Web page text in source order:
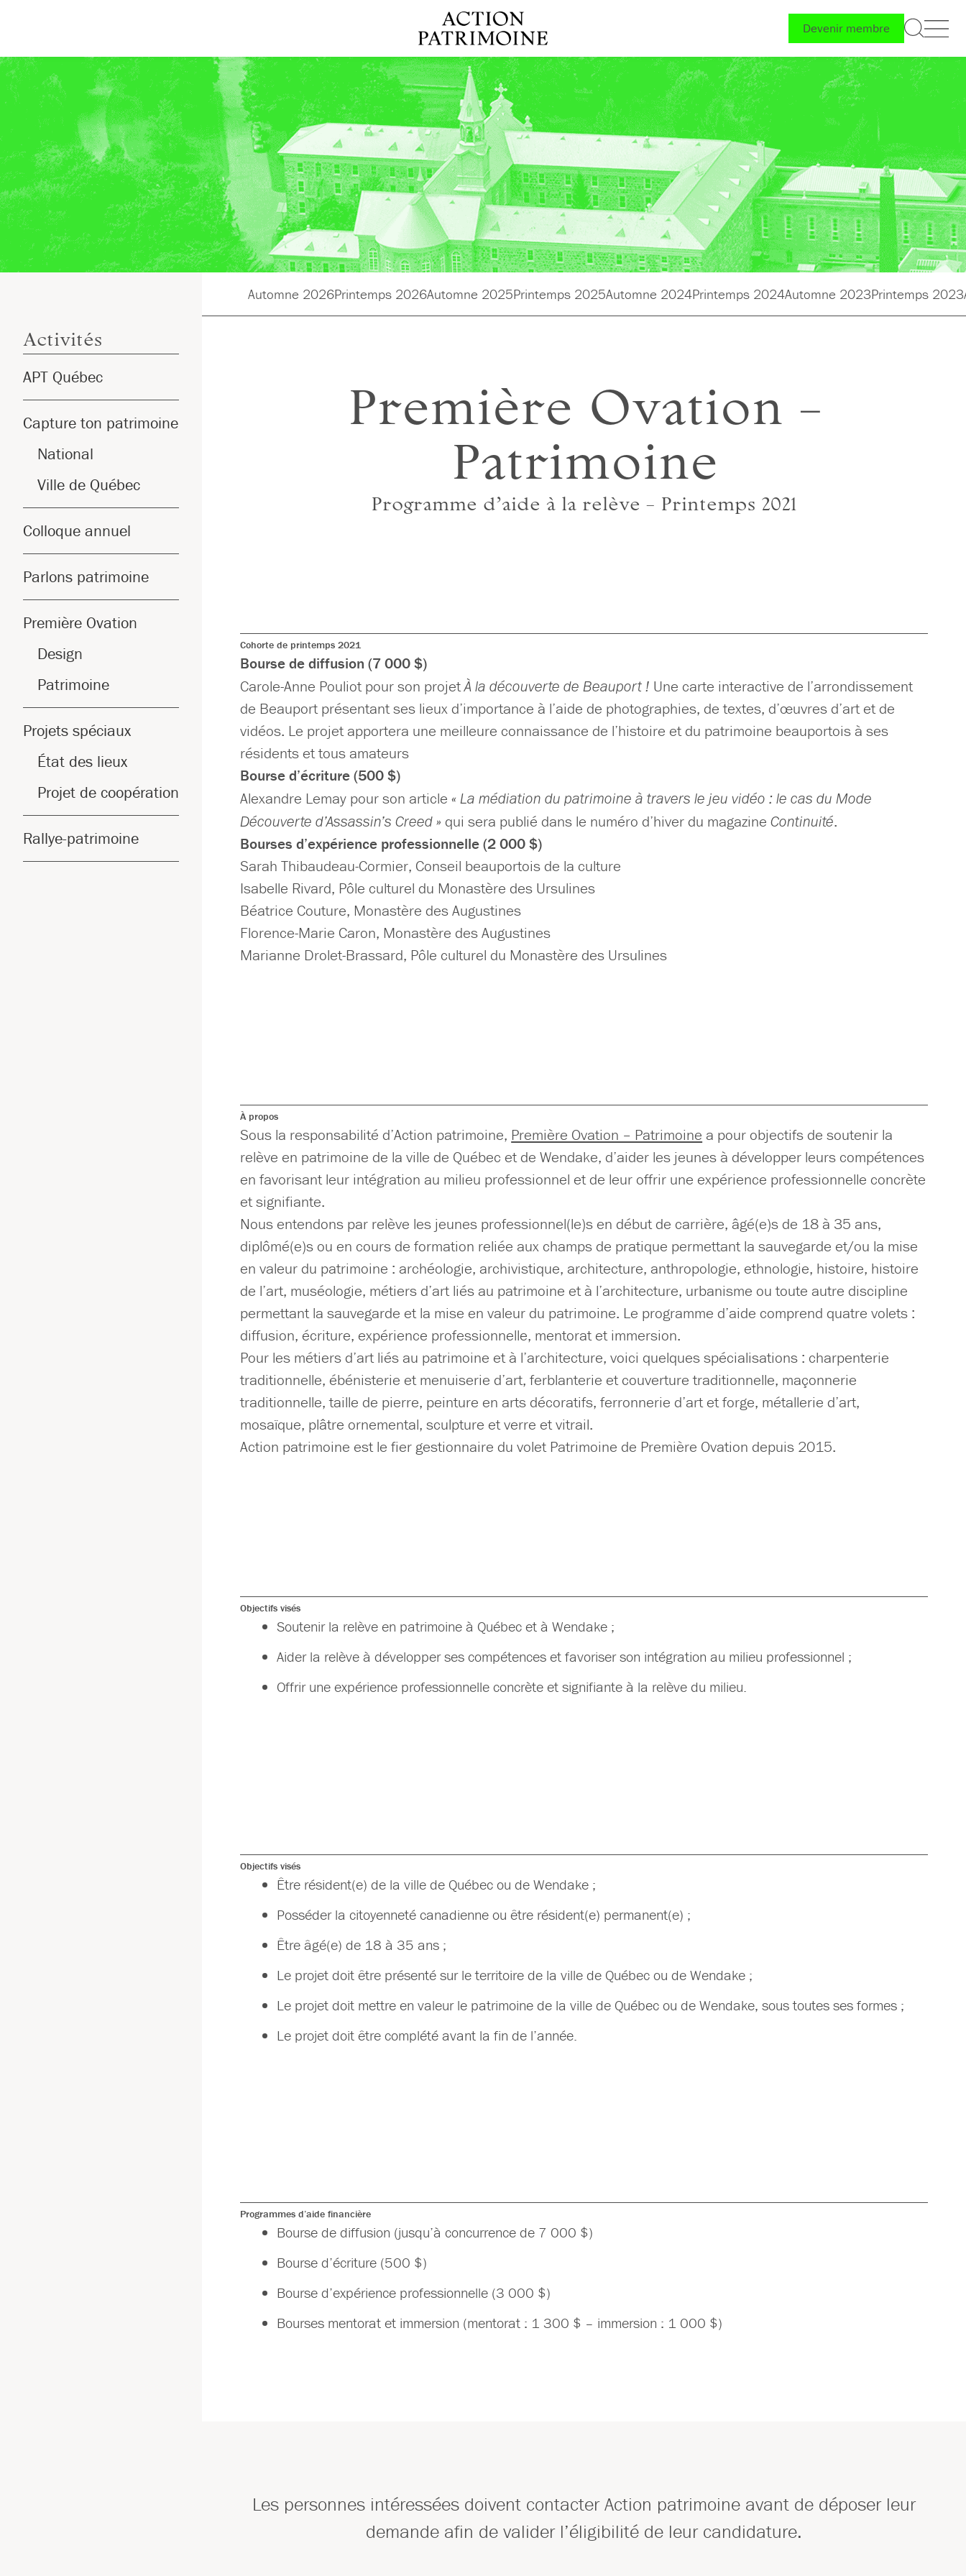
Devenir membre
Activités
APT Québec
Capture ton patrimoine
National
Ville de Québec
Colloque annuel
Parlons patrimoine
Première Ovation
Design
Patrimoine
Projets spéciaux
État des lieux
Projet de coopération
Rallye-patrimoine
Automne 2026Printemps 2026Automne 2025Printemps 2025Automne 2024Printemps 2024Automne 2023Printemps 2023
Première Ovation –
Patrimoine
Programme d’aide à la relève – Printemps 2021
Cohorte de printemps 2021
Bourse de diffusion (7 000 $)
Carole-Anne Pouliot pour son projetÀ la découverte de Beauport ! Une carte interactive de l’arrondissement
de Beauport présentant ses lieux d’importance à l’aide de photographies, de textes, d’œuvres d’art et de
vidéos. Le projet apportera une meilleure connaissance de l’histoire et du patrimoine beauportois à ses
résidents et tous amateurs
Bourse d’écriture (500 $)
Alexandre Lemay pour son article« La médiation du patrimoine à travers le jeu vidéo : le cas du Mode
Découverte d’Assassin’s Creed » qui sera publié dans le numéro d’hiver du magazineContinuité.
Bourses d’expérience professionnelle (2 000 $)
Sarah Thibaudeau-Cormier, Conseil beauportois de la culture
Isabelle Rivard, Pôle culturel du Monastère des Ursulines
Béatrice Couture, Monastère des Augustines
Florence-Marie Caron, Monastère des Augustines
Marianne Drolet-Brassard, Pôle culturel du Monastère des Ursulines
À propos
Sous la responsabilité d’Action patrimoine, Première Ovation – Patrimoine a pour objectifs de soutenir la
relève en patrimoine de la ville de Québec et de Wendake, d’aider les jeunes à développer leurs compétences
en favorisant leur intégration au milieu professionnel et de leur offrir une expérience professionnelle concrète
et signifiante.
Nous entendons par relève les jeunes professionnel(le)s en début de carrière, âgé(e)s de 18 à 35 ans,
diplômé(e)s ou en cours de formation reliée aux champs de pratique permettant la sauvegarde et/ou la mise
en valeur du patrimoine : archéologie, archivistique, architecture, anthropologie, ethnologie, histoire, histoire
de l’art, muséologie, métiers d’art liés au patrimoine et à l’architecture, urbanisme ou toute autre discipline
permettant la sauvegarde et la mise en valeur du patrimoine. Le programme d’aide comprend quatre volets :
diffusion, écriture, expérience professionnelle, mentorat et immersion.
Pour les métiers d’art liés au patrimoine et à l’architecture, voici quelques spécialisations : charpenterie
traditionnelle, ébénisterie et menuiserie d’art, ferblanterie et couverture traditionnelle, maçonnerie
traditionnelle, taille de pierre, peinture en arts décoratifs, ferronnerie d’art et forge, métallerie d’art,
mosaïque, plâtre ornemental, sculpture et verre et vitrail.
Action patrimoine est le fier gestionnaire du volet Patrimoine de Première Ovation depuis 2015.
Objectifs visés
Soutenir la relève en patrimoine à Québec et à Wendake ;
Aider la relève à développer ses compétences et favoriser son intégration au milieu professionnel ;
Offrir une expérience professionnelle concrète et signifiante à la relève du milieu.
Objectifs visés
Être résident(e) de la ville de Québec ou de Wendake ;
Posséder la citoyenneté canadienne ou être résident(e) permanent(e) ;
Être âgé(e) de 18 à 35 ans ;
Le projet doit être présenté sur le territoire de la ville de Québec ou de Wendake ;
Le projet doit mettre en valeur le patrimoine de la ville de Québec ou de Wendake, sous toutes ses formes ;
Le projet doit être complété avant la fin de l’année.
Programmes d’aide financière
Bourse de diffusion (jusqu’à concurrence de 7 000 $)
Bourse d’écriture (500 $)
Bourse d’expérience professionnelle (3 000 $)
Bourses mentorat et immersion (mentorat : 1 300 $ – immersion : 1 000 $)
Les personnes intéressées doivent contacter Action patrimoine avant de déposer leur
demande afin de valider l’éligibilité de leur candidature.